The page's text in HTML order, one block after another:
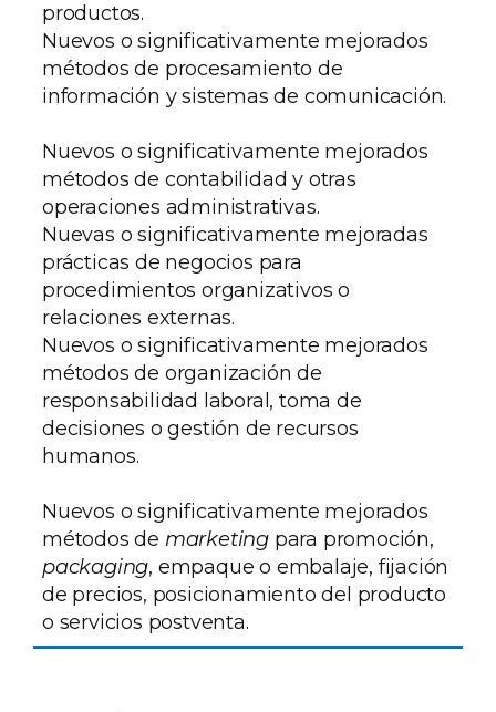
productos.
Nuevos o significativamente mejorados
métodos de procesamiento de
información y sistemas de comunicación.
Nuevos o significativamente mejorados
métodos de contabilidad y otras
operaciones administrativas.
Nuevas o significativamente mejoradas
prácticas de negocios para
procedimientos organizativos o
relaciones externas.
Nuevos o significativamente mejorados
métodos de organización de
responsabilidad laboral, toma de
decisiones o gestión de recursos
humanos.
Nuevos o significativamente mejorados
métodos de marketing para promoción,
packaging, empaque o embalaje, fijación
de precios, posicionamiento del producto
o servicios postventa.